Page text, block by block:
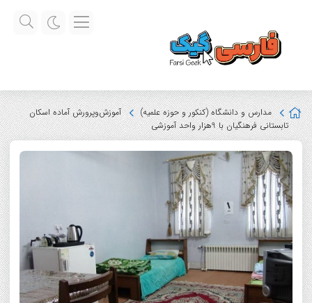
مدارس و دانشگاه (کنکور و حوزه علمیه)
آموزش‌وپرورش آماده اسکان
تابستانی فرهنگیان با 9هزار واحد آموزشی